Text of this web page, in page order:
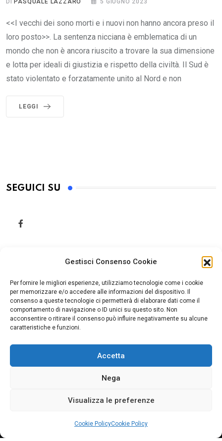
Gestisci Consenso Cookie
Per fornire le migliori esperienze, utilizziamo tecnologie come i cookie
per memorizzare e/o accedere alle informazioni del dispositivo. Il
consenso a queste tecnologie ci permetterà di elaborare dati come il
comportamento di navigazione o ID unici su questo sito. Non
acconsentire o ritirare il consenso può influire negativamente su alcune
caratteristiche e funzioni.
Accetta
Nega
Visualizza le preferenze
Cookie PolicyCookie Policy
DI PASQUALE LAZZARO 5 GIUGNO 2023
<<I vecchi dei sono morti e i nuovi non hanno ancora preso il
loro posto>>. La sentenza nicciana è emblematica di un
mondo che non è ancora riuscito a trovare la sua dimensione
e lotta per ideali di giustizia e rispetto della civiltà. Il Sud è
stato violentato e forzatamente unito al Nord e non
LEGGI
SEGUICI SU
Home Cookie Policy (UE)